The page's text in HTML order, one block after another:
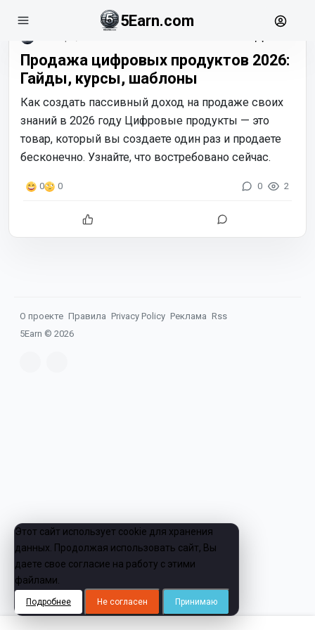
5Earn.com
Продажа цифровых продуктов 2026:
Гайды, курсы, шаблоны
Как создать пассивный доход на продаже своих
знаний в 2026 году Цифровые продукты — это
товар, который вы создаете один раз и продаете
бесконечно. Узнайте, что востребовано сейчас.
0 0 0 2
О проекте Правила Privacy Policy Реклама Rss
5Earn © 2026
Этот сайт использует cookie для хранения
данных. Продолжая использовать сайт, Вы
даете свое согласие на работу с этими
файлами.
Подробнее Не согласен Принимаю